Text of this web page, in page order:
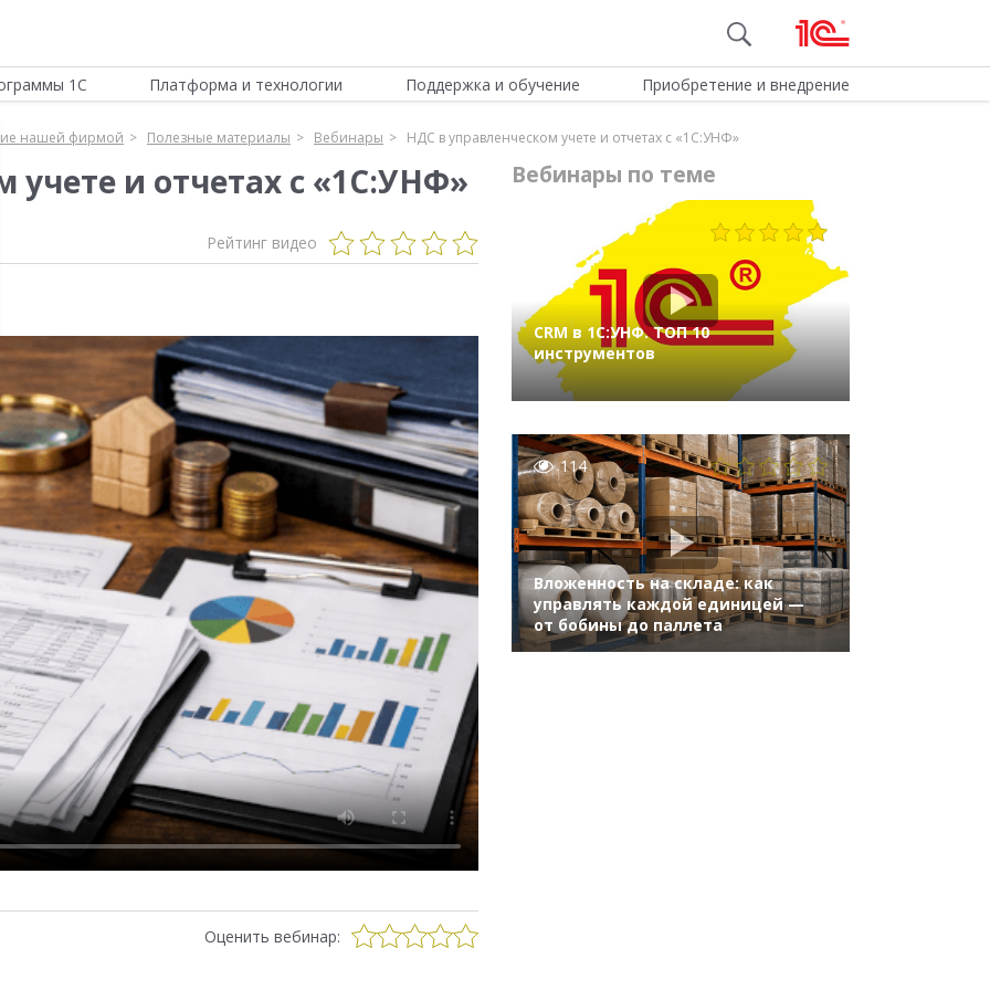
1С Платформа и технологии Поддержка и обучение Приобретение и внедрение
нашей фирмой Полезные материалы Вебинары НДС в управленческом учете и отчетах с «1С:УНФ»
учете и отчетах с «1С:УНФ»
Рейтинг видео
Оценить вебинар:
Вебинары по теме
CRM в 1С:УНФ. ТОП 10
инструментов
114
Вложенность на складе: как
управлять каждой единицей —
от бобины до паллета